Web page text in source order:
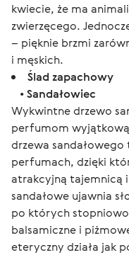
kwiecie, że ma
zwierzęcego.
– pięknie brzmi
i męskich.
Ślad zapachowy
•Sandałowiec
Wykwintne drzewo
perfumom
drzewa
perfumach, dzięki
atrakcyjną tajemnicą i
sandałowe ujawnia
po których
balsamiczne i
eteryczny działa jak